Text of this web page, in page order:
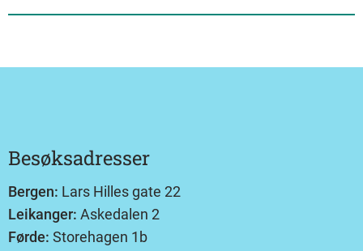
Besøksadresser
Bergen: Lars Hilles gate 22
Leikanger: Askedalen 2
Førde: Storehagen 1b